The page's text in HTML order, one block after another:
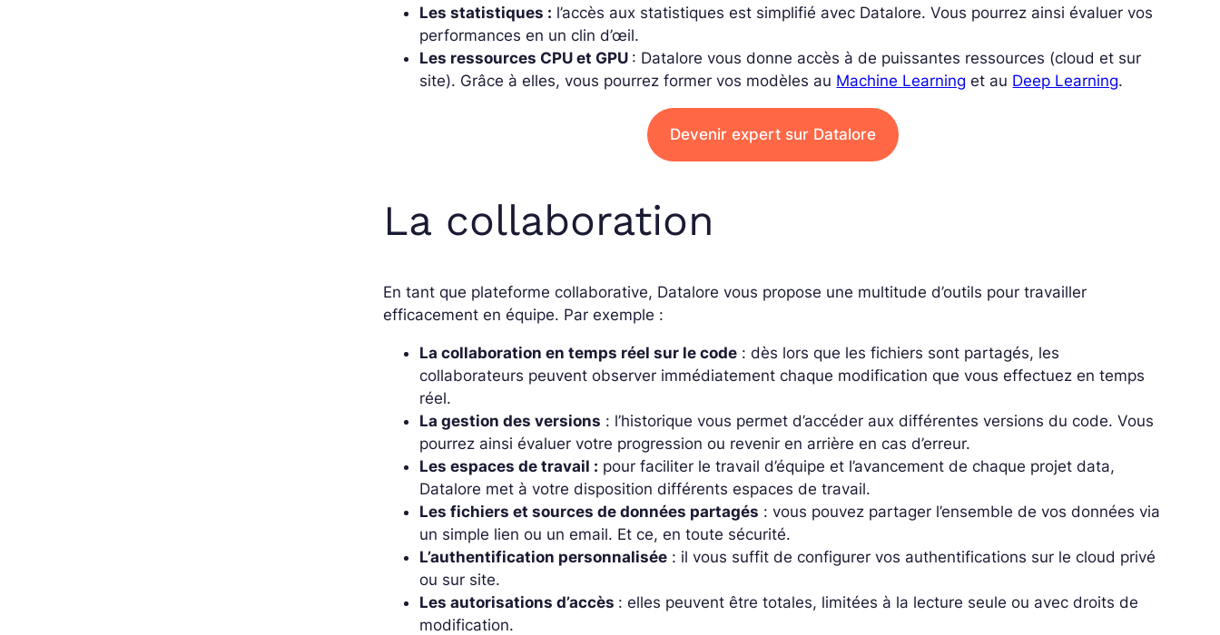
Les statistiques : l’accès aux statistiques est simplifié avec Datalore. Vous pourrez ainsi évaluer vos
performances en un clin d’œil.
Les ressources CPU et GPU : Datalore vous donne accès à de puissantes ressources (cloud et sur
site). Grâce à elles, vous pourrez former vos modèles au Machine Learning et au Deep Learning.
Devenir expert sur Datalore
La collaboration
En tant que plateforme collaborative, Datalore vous propose une multitude d’outils pour travailler
efficacement en équipe. Par exemple :
La collaboration en temps réel sur le code : dès lors que les fichiers sont partagés, les
collaborateurs peuvent observer immédiatement chaque modification que vous effectuez en temps
réel.
La gestion des versions : l’historique vous permet d’accéder aux différentes versions du code. Vous
pourrez ainsi évaluer votre progression ou revenir en arrière en cas d’erreur.
Les espaces de travail : pour faciliter le travail d’équipe et l’avancement de chaque projet data,
Datalore met à votre disposition différents espaces de travail.
Les fichiers et sources de données partagés : vous pouvez partager l’ensemble de vos données via
un simple lien ou un email. Et ce, en toute sécurité.
L’authentification personnalisée : il vous suffit de configurer vos authentifications sur le cloud privé
ou sur site.
Les autorisations d’accès : elles peuvent être totales, limitées à la lecture seule ou avec droits de
modification.